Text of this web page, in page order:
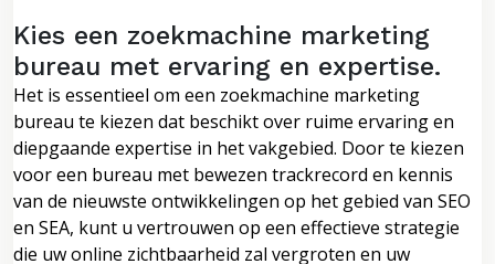
Kies een zoekmachine marketing
bureau met ervaring en expertise.
Het is essentieel om een zoekmachine marketing
bureau te kiezen dat beschikt over ruime ervaring en
diepgaande expertise in het vakgebied. Door te kiezen
voor een bureau met bewezen trackrecord en kennis
van de nieuwste ontwikkelingen op het gebied van SEO
en SEA, kunt u vertrouwen op een effectieve strategie
die uw online zichtbaarheid zal vergroten en uw